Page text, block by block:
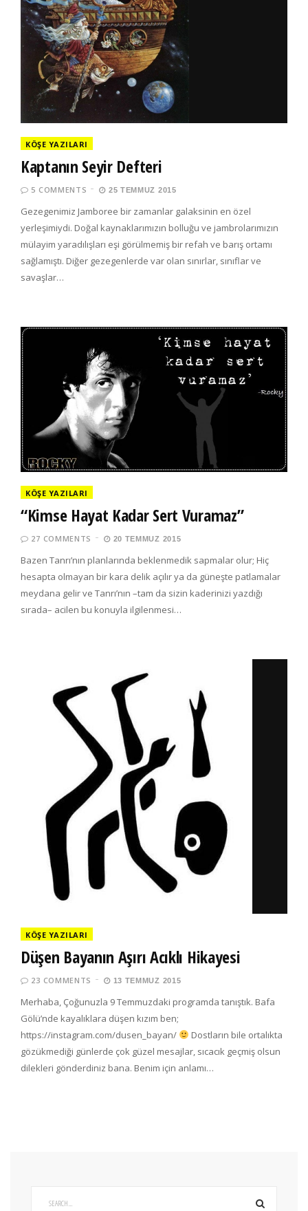
KÖŞE YAZILARI
Kaptanın Seyir Defteri
5 COMMENTS 25 TEMMUZ 2015
Gezegenimiz Jamboree bir zamanlar galaksinin en özel
yerleşimiydi. Doğal kaynaklarımızın bolluğu ve jambrolarımızın
mülayim yaradılışları eşi görülmemiş bir refah ve barış ortamı
sağlamıştı. Diğer gezegenlerde var olan sınırlar, sınıflar ve
savaşlar…
KÖŞE YAZILARI
“Kimse Hayat Kadar Sert Vuramaz”
27 COMMENTS 20 TEMMUZ 2015
Bazen Tanrı’nın planlarında beklenmedik sapmalar olur; Hiç
hesapta olmayan bir kara delik açılır ya da güneşte patlamalar
meydana gelir ve Tanrı’nın –tam da sizin kaderinizi yazdığı
sırada– acilen bu konuyla ilgilenmesi…
KÖŞE YAZILARI
Düşen Bayanın Aşırı Acıklı Hikayesi
23 COMMENTS 13 TEMMUZ 2015
Merhaba, Çoğunuzla 9 Temmuzdaki programda tanıştık. Bafa
Gölü’nde kayalıklara düşen kızım ben;
https://instagram.com/dusen_bayan/
Dostların bile ortalıkta
gözükmediği günlerde çok güzel mesajlar, sıcacık geçmiş olsun
dilekleri gönderdiniz bana. Benim için anlamı…